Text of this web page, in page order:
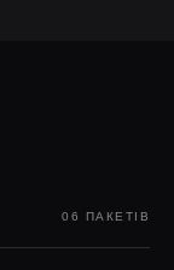
06 ПАКЕТІВ